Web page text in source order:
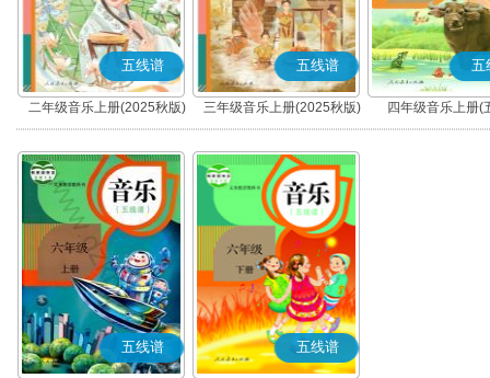
五线谱
二年级音乐上册(2025秋版)
(五线谱)
五线谱
三年级音乐上册(2025秋版)
(五线谱)
五
四年级音乐上册(
五线谱 五线谱